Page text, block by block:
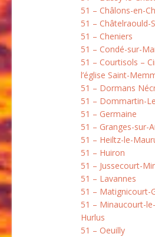
51 – Châlons-en-
51 – Châtelraould-
51 – Cheniers
51 – Condé-sur-
51 – Courtisols –
l’église Saint-
51 – Dormans
51 – Dommartin-
51 – Germaine
51 – Granges-sur-
51 – Heiltz-le-
51 – Huiron
51 – Jussecourt-
51 – Lavannes
51 – Matignicourt-
51 – Minaucourt-
Hurlus
51 – Oeuilly